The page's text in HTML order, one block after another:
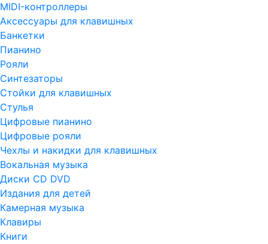
MIDI-контроллеры
Аксессуары для клавишных
Банкетки
Пианино
Рояли
Синтезаторы
Стойки для клавишных
Стулья
Цифровые пианино
Цифровые рояли
Чехлы и накидки для клавишных
Вокальная музыка
Диски CD DVD
Издания для детей
Камерная музыка
Клавиры
Книги